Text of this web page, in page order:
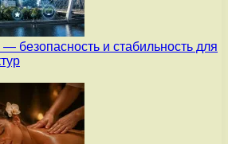
безопасность и стабильность для